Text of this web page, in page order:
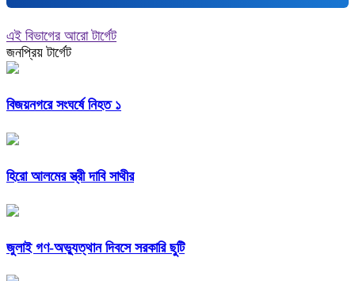
এই বিভাগের আরো টার্গেট
জনপ্রিয় টার্গেট
বিজয়নগরে সংঘর্ষে নিহত ১
হিরো আলমের স্ত্রী দাবি সাথীর
জুলাই গণ-অভ্যুত্থান দিবসে সরকারি ছুটি